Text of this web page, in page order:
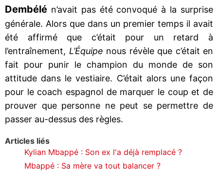
Dembélé n’avait pas été convoqué à la surprise
générale. Alors que dans un premier temps il avait
été affirmé que c’était pour un retard à
l’entraînement, L’Équipe nous révèle que c’était en
fait pour punir le champion du monde de son
attitude dans le vestiaire. C’était alors une façon
pour le coach espagnol de marquer le coup et de
prouver que personne ne peut se permettre de
passer au-dessus des règles.
Articles liés
Kylian Mbappé : Son ex l'a déjà remplacé ?
Mbappé : Sa mère va tout balancer ?